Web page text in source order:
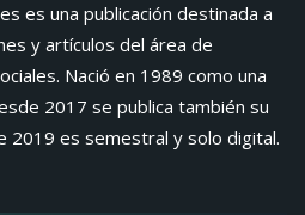
es una publicación destinada a
y artículos del área de
Nació en 1989 como una
2017 se publica también su
2019 es semestral y solo digital.